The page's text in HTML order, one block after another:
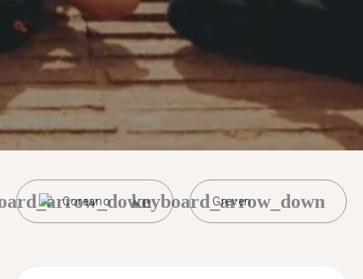
Coreano Greven
keyboard_arrow_down